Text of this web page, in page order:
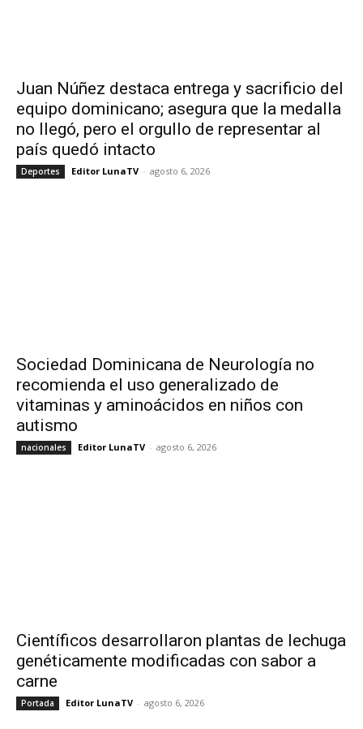
Juan Núñez destaca entrega y sacrificio del
equipo dominicano; asegura que la medalla
no llegó, pero el orgullo de representar al
país quedó intacto
Deportes Editor LunaTV - agosto 6, 2026
Sociedad Dominicana de Neurología no
recomienda el uso generalizado de
vitaminas y aminoácidos en niños con
autismo
nacionales Editor LunaTV - agosto 6, 2026
Científicos desarrollaron plantas de lechuga
genéticamente modificadas con sabor a
carne
Portada Editor LunaTV - agosto 6, 2026